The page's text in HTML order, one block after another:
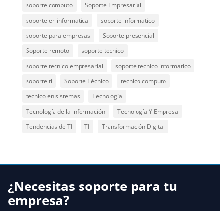
soporte computo
Soporte Empresarial
soporte en informatica
soporte informatico
soporte para empresas
Soporte presencial
Soporte remoto
soporte tecnico
soporte tecnico empresarial
soporte tecnico informatico
soporte ti
Soporte Técnico
tecnico computo
tecnico en sistemas
Tecnología
Tecnología de la información
Tecnología Y Empresa
Tendencias de TI
TI Transformación Digital
¿Necesitas soporte para tu
empresa?